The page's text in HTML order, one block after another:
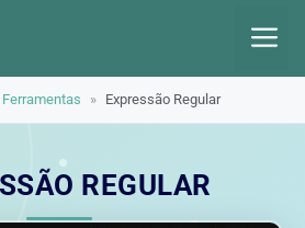
Ferramentas » Expressão Regular
REGULAR